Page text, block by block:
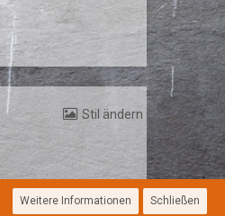
Stil ändern
Weitere Informationen Schließen